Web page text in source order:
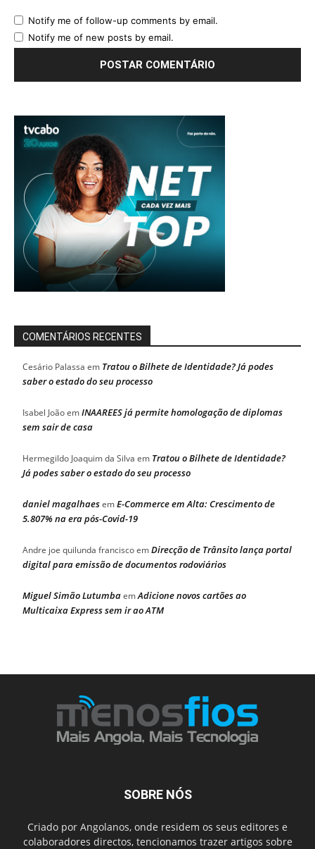
Notify me of follow-up comments by email.
Notify me of new posts by email.
COMENTÁRIOS RECENTES
Cesário Palassa em Tratou o Bilhete de Identidade? Já podes
saber o estado do seu processo
Isabel JoãoemINAAREES já permite homologação de diplomas
sem sair de casa
Hermegildo Joaquim da Silva em Tratou o Bilhete de Identidade?
Já podes saber o estado do seu processo
daniel magalhaesemE-Commerce em Alta: Crescimento de
5.807% na era pós-Covid-19
Andre joe quilunda franciscoemDirecção de Trânsito lança portal
digital para emissão de documentos rodoviários
Miguel Simão LutumbaemAdicione novos cartões ao
Multicaixa Express sem ir ao ATM
SOBRE NÓS
Criado por Angolanos, onde residem os seus editores e
colaboradores directos, tencionamos trazer artigos sobre